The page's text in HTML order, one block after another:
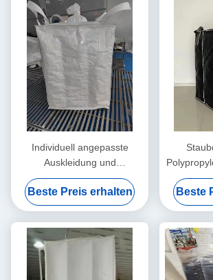
Individuell angepasste
Auskleidung und
antistatische Fähigkeit in
Baffle Bag mit interner
Trennwand
Beste Preis erhalten
saubere
Beste